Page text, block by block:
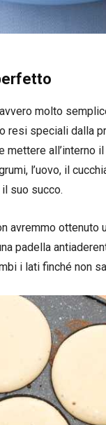
molto
resi speciali dalla
mettere all’interno
l’uovo, il
suo succo.
avremmo ottenuto
padella
i lati finché non